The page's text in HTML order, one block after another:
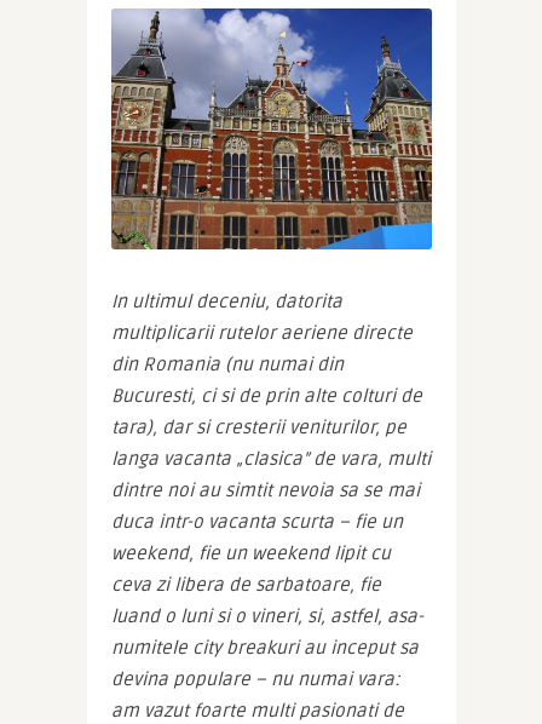
In ultimul deceniu, datorita
multiplicarii rutelor aeriene directe
din Romania (nu numai din
Bucuresti, ci si de prin alte colturi de
tara), dar si cresterii veniturilor, pe
langa vacanta „clasica” de vara, multi
dintre noi au simtit nevoia sa se mai
duca intr-o vacanta scurta – fie un
weekend, fie un weekend lipit cu
ceva zi libera de sarbatoare, fie
luand o luni si o vineri, si, astfel, asa-
numitele city breakuri au inceput sa
devina populare – nu numai vara:
am vazut foarte multi pasionati de